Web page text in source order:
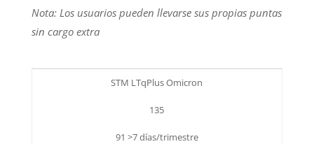
Nota: Los usuarios pueden llevarse sus propias puntas
sin cargo extra
STM LTqPlus Omicron
135
91 >7 días/trimestre